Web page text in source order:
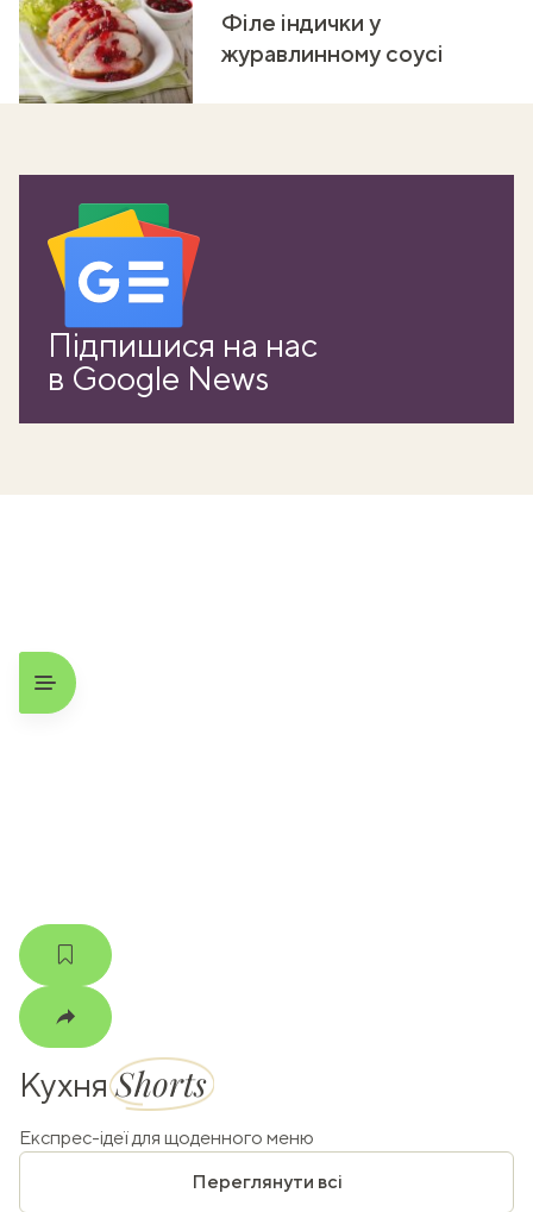
Філе індички у
журавлинному соусі
Підпишися на нас
в Google News
КухняShorts
Експрес-ідеї для щоденного меню
Переглянути всі